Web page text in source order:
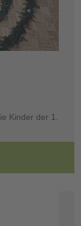
Kinder der 1.